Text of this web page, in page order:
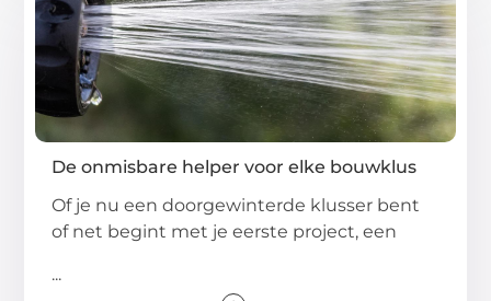
De onmisbare helper voor elke bouwklus
Of je nu een doorgewinterde klusser bent
of net begint met je eerste project, een
...